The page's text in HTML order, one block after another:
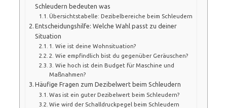
Schleudern bedeuten was
Übersichtstabelle: Dezibelbereiche beim Schleudern
Entscheidungshilfe: Welche Wahl passt zu deiner
Situation
1. Wie ist deine Wohnsituation?
2. Wie empfindlich bist du gegenüber Geräuschen?
3. Wie hoch ist dein Budget für Maschine und
Maßnahmen?
Häufige Fragen zum Dezibelwert beim Schleudern
Was ist ein guter Dezibelwert beim Schleudern?
Wie wird der Schalldruckpegel beim Schleudern